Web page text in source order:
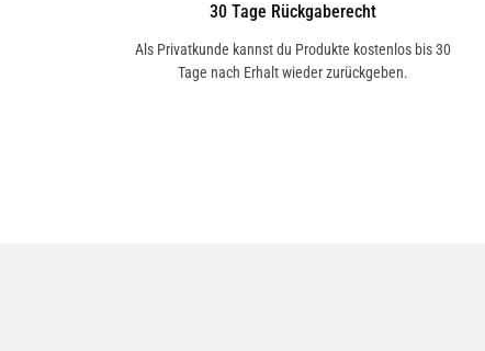
30 Tage Rückgaberecht
Als Privatkunde kannst du Produkte kostenlos bis 30
Tage nach Erhalt wieder zurückgeben.